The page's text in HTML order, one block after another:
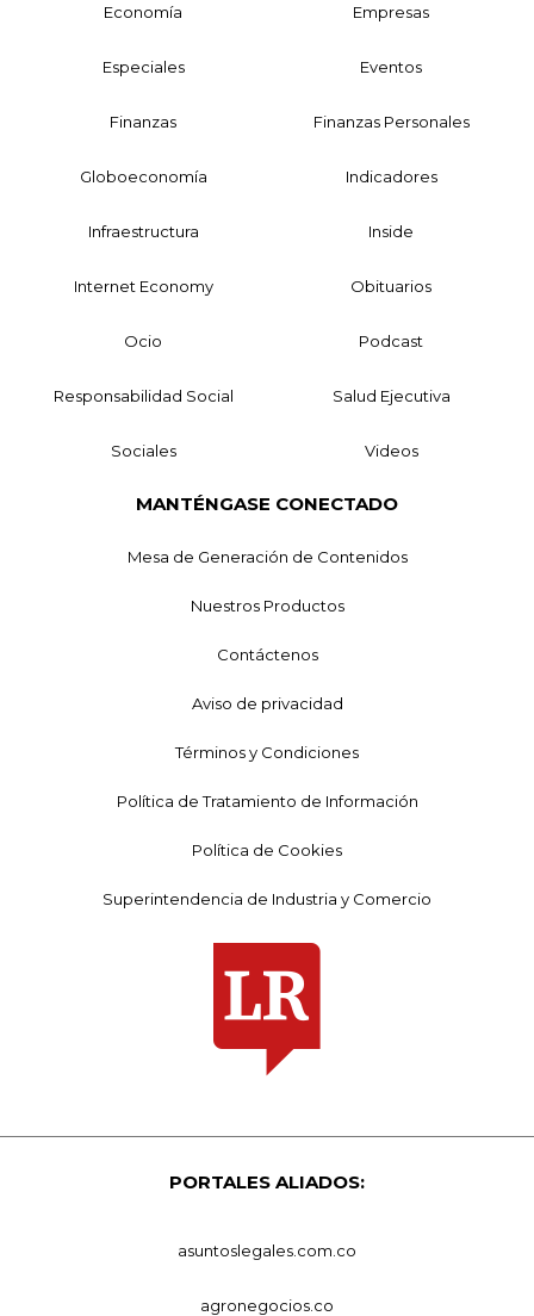
Economía Empresas
Especiales Eventos
Finanzas Finanzas Personales
Globoeconomía Indicadores
Infraestructura Inside
Internet Economy Obituarios
Ocio Podcast
Responsabilidad Social Salud Ejecutiva
Sociales Videos
MANTÉNGASE CONECTADO
Mesa de Generación de Contenidos
Nuestros Productos
Contáctenos
Aviso de privacidad
Términos y Condiciones
Política de Tratamiento de Información
Política de Cookies
Superintendencia de Industria y Comercio
PORTALES ALIADOS:
asuntoslegales.com.co
agronegocios.co